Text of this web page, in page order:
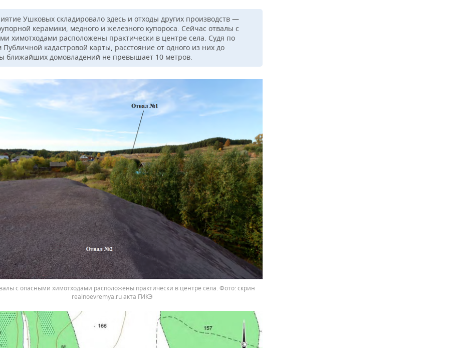
Ушковых складировало здесь и отходы других производств —
керамики, медного и железного купороса. Сейчас отвалы с
химотходами расположены практически в центре села. Судя по
кадастровой карты, расстояние от одного из них до
ближайших домовладений не превышает 10 метров.
с опасными химотходами расположены практически в центре села. Фото: скрин
realnoevremya.ru акта ГИКЭ